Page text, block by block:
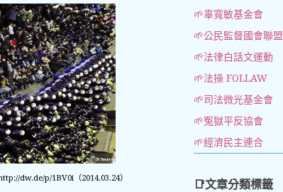
dw.de/p/1BV0i（2014.03.24）
🌱辜寬敏基金會
🌱公民監督國會聯盟
🌱法律白話文運動
🌱法操 FOLLAW
🌱司法微光基金會
🌱冤獄平反協會
🌱經濟民主連合
📑文章分類標籤